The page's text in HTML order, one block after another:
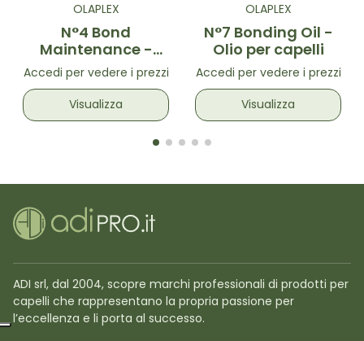
OLAPLEX
N°4 Bond
Maintenance -
Shampoo
Accedi per vedere i prezzi
Visualizza
OLAPLEX
N°7 Bonding Oil -
Olio per capelli
Accedi per vedere i prezzi
Visualizza
ADI srl, dal 2004, scopre marchi professionali di prodotti per
capelli che rappresentano la propria passione per
l’eccellenza e li porta al successo.